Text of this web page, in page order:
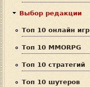
Выбор редакции
Топ 10 онлайн игр
Топ 10 MMORPG
Топ 10 стратегий
Топ 10 шутеров